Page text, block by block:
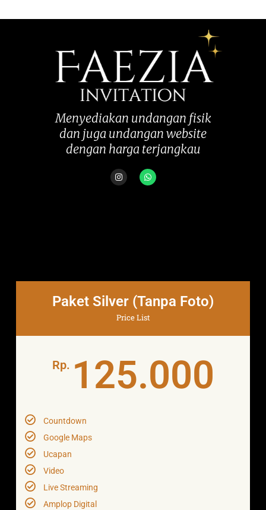
Menyediakan undangan fisik
dan juga undangan website
dengan harga terjangkau
Paket Silver (Tanpa Foto)
Price List
Rp. 125.000
Countdown
Google Maps
Ucapan
Video
Live Streaming
Amplop Digital